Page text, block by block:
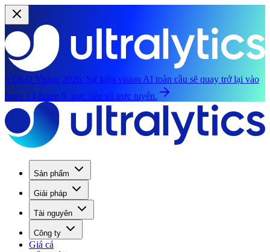
YOLO Vision 2026: Sự kiện vision AI toàn cầu sẽ quay trở lại vào
ngày 13 tháng 9, trực tiếp và trực tuyến.
Sản phẩm
Giải pháp
Tài nguyên
Công ty
Giá cả